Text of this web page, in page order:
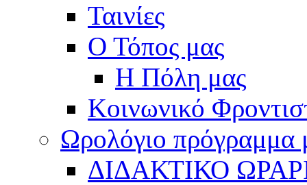
Ταινίες
Ο Τόπος μας
Η Πόλη μας
Κοινωνικό
Ωρολόγιο πρόγραμμα
ΔΙΔΑΚΤΙΚΟ